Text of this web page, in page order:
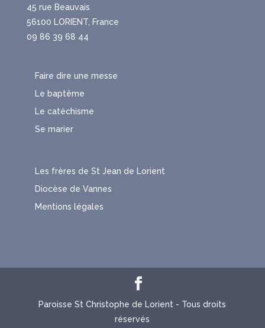
45 rue Beauvais
56100 LORIENT, France
09 86 39 68 44
Faire dire une messe
Le baptême
Le catéchisme
Se marier
Les frères de St Jean de Lorient
Diocèse de Vannes
Mentions légales
Paroisse St Christophe de Lorient - Tous droits
réservés